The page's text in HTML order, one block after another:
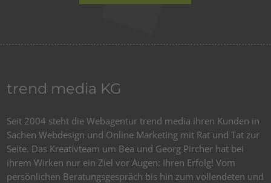
trend media KG
Seit 2004 steht die Webagentur trend media ihren Kunden in
Sachen Webdesign und Online Marketing mit Rat und Tat zur
Seite. Das Kreativteam um Bea und Georg Pircher hat bei
ihrem Wirken nur ein Ziel vor Augen: Ihren Erfolg! Vom
persönlichen Beratungsgespräch bis hin zum vollendeten und